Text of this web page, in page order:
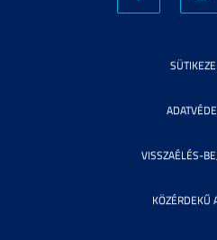
VISSZAÉLÉS-
KÖZÉRDEKŰ